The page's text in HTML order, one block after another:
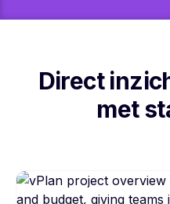
Direct
met